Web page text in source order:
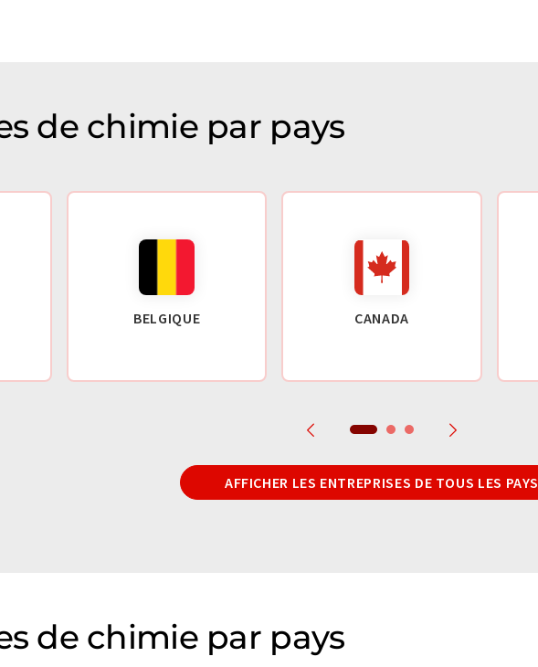
de chimie par pays
BELGIQUE CANADA
AFFICHER LES ENTREPRISES DE TOUS LES PAYS
de chimie par pays